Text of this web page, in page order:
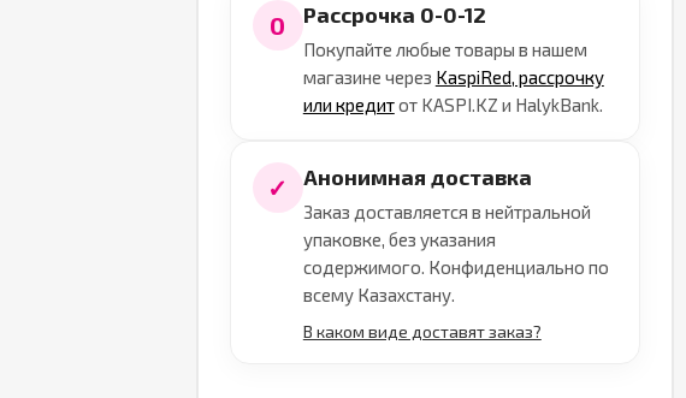
0 Рассрочка 0-0-12
Покупайте любые товары в нашем
магазине через KaspiRed, рассрочку
или кредитот KASPI.KZ и HalykBank.
✓ Анонимная доставка
Заказ доставляется в нейтральной
упаковке, без указания
содержимого. Конфиденциально по
всему Казахстану.
В каком виде доставят заказ?